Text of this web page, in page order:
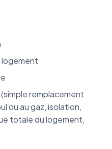
logement
remplacement
ou au gaz, isolation,
totale du logement,